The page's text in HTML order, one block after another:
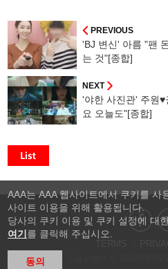
PREVIOUS
'BJ 변신' 아름 "팬
는 것"[종합]
NEXT
'야한 사진관' 주원
요 오늘도"[종합]
AAA는 AAA 웹사이트에서 쿠키를 사
사이트 이용을 위해 활용됩니다.
당사의 쿠키 이용 및 쿠키 설정에 대
여기 를 클릭해 주십시오.
동의